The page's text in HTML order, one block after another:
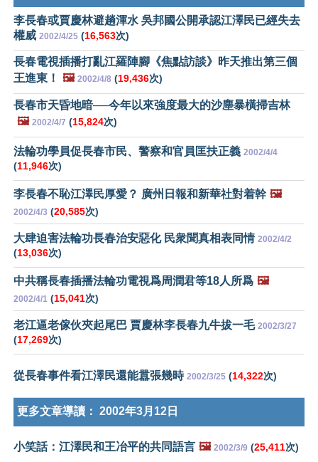
李長春或賈慶林避趟渾水 吳邦國公開承認江澤民已經失去
權威 2002/4/25 (16,563次)
長春電視插播打亂江羅陣腳《焦點訪談》昨天推出第三個
王進東！
🖼️ 2002/4/8 (19,436次)
長春市天昏地暗──今年以來強度最大的沙塵暴橫掃吉林
🖼️ 2002/4/7 (15,824次)
法輪功學員促長春市民、警察和官員匡扶正義 2002/4/4
(11,946次)
李長春不恥江澤民厚愛？ 廣州日報和新華社對着幹 🖼️
2002/4/3 (20,585次)
大肆迫害法輪功長春治安惡化 民衆聞真相表同情 2002/4/2
(13,036次)
中共稱長春插播法輪功電視爲周潤君等18人所爲 🖼️
2002/4/1 (15,041次)
老江逼老傢伙夾起尾巴 賈慶林李長春九牛拔一毛 2002/3/27
(17,269次)
從長春事件看江澤民還能囂張幾時 2002/3/25 (14,322次)
更多文章導讀： 2002年3月12日
小笑話：江澤民和王冶平的共同語言 🖼️ 2002/3/9 (25,411次)